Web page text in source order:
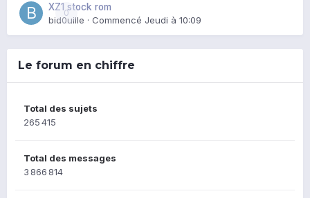
0
XZ1 stock rom
bid0uille · Commencé Jeudi à 10:09
Le forum en chiffre
Total des sujets
265 415
Total des messages
3 866 814